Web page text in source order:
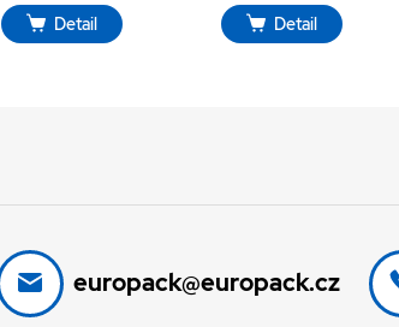
Detail Detail
europack@europack.cz